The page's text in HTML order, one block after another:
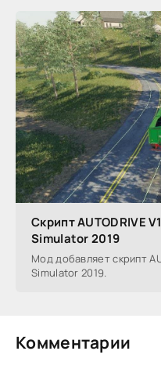
Скрипт AUTODRIVE
Simulator 2019
Мод добавляет скрипт
Simulator 2019.
Комментарии